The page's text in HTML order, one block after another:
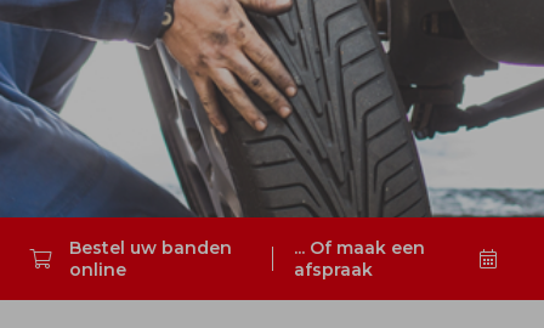
Bestel uw banden
online
... Of maak een
afspraak
Hoogte *
Inch *